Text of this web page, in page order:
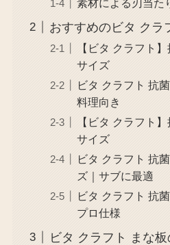
素材による刃当た
おすすめのビタ クラ
【ビタ クラフト
サイズ
ビタ クラフト 抗
料理向き
【ビタ クラフト
サイズ
ビタ クラフト 抗
ズ｜サブに最適
ビタ クラフト 抗
プロ仕様
ビタ クラフト まな